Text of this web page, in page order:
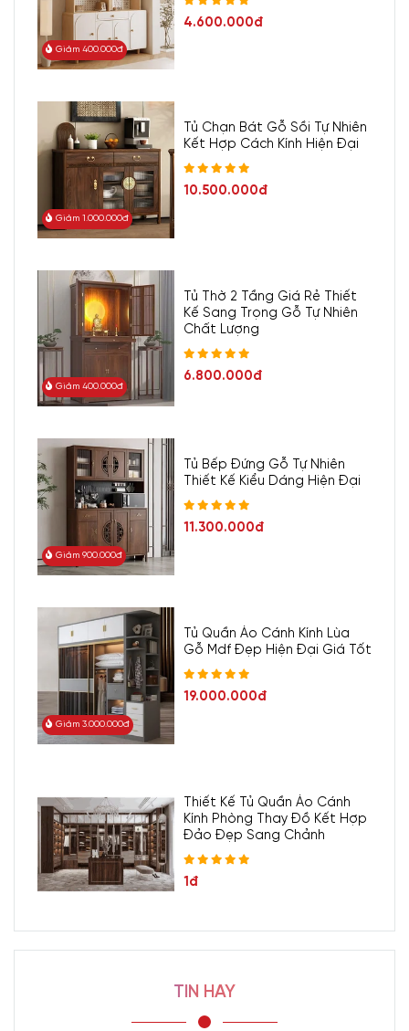
Giảm 400.000đ
4.600.000đ
Giảm 1.000.000đ
Tủ Chạn Bát Gỗ Sồi Tự Nhiên
Kết Hợp Cách Kính Hiện Đại
10.500.000đ
Giảm 400.000đ
Tủ Thờ 2 Tầng Giá Rẻ Thiết
Kế Sang Trọng Gỗ Tự Nhiên
Chất Lượng
6.800.000đ
Giảm 900.000đ
Tủ Bếp Đứng Gỗ Tự Nhiên
Thiết Kế Kiểu Dáng Hiện Đại
11.300.000đ
Giảm 3.000.000đ
Tủ Quần Áo Cánh Kính Lùa
Gỗ Mdf Đẹp Hiện Đại Giá Tốt
19.000.000đ
Thiết Kế Tủ Quần Áo Cánh
Kính Phòng Thay Đồ Kết Hợp
Đảo Đẹp Sang Chảnh
1đ
TIN HAY